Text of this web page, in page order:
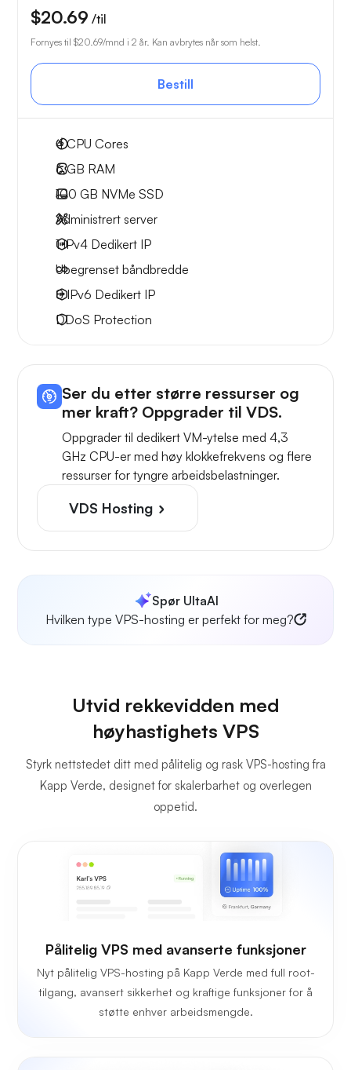
$20.69 /til
Fornyes til $20.69/mnd i 2 år. Kan avbrytes når som helst.
Bestill
4CPU Cores
6 GB RAM
100 GB NVMe SSD
Administrert server
1 IPv4 Dedikert IP
Ubegrenset båndbredde
8 IPv6 Dedikert IP
DDoS Protection
Ser du etter større ressurser og
mer kraft? Oppgrader til VDS.
Oppgrader til dedikert VM-ytelse med 4,3
GHz CPU-er med høy klokkefrekvens og flere
ressurser for tyngre arbeidsbelastninger.
VDS Hosting
Spør UltaAI
Hvilken type VPS-hosting er perfekt for meg?
Utvid rekkevidden med
høyhastighets VPS
Styrk nettstedet ditt med pålitelig og rask VPS-hosting fra
Kapp Verde, designet for skalerbarhet og overlegen
oppetid.
Pålitelig VPS med avanserte funksjoner
Nyt pålitelig VPS-hosting på Kapp Verde med full root-
tilgang, avansert sikkerhet og kraftige funksjoner for å
støtte enhver arbeidsmengde.